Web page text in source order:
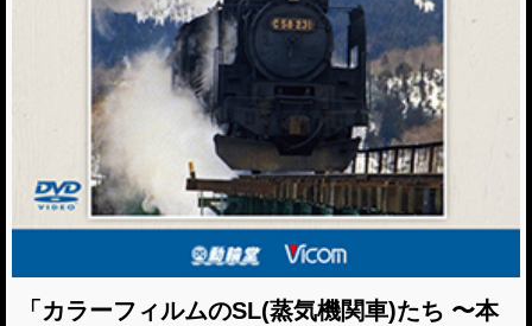
「カラーフィルムのSL(蒸気機関車)たち 〜本